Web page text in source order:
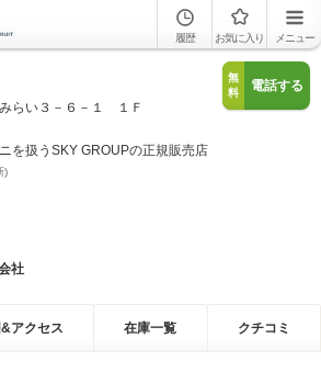
履歴 お気に入り メニュー
らい３－６－１ １Ｆ
無
料
電話する
を扱うSKY GROUPの正規販売店
)
社
アクセス 在庫一覧 クチコミ